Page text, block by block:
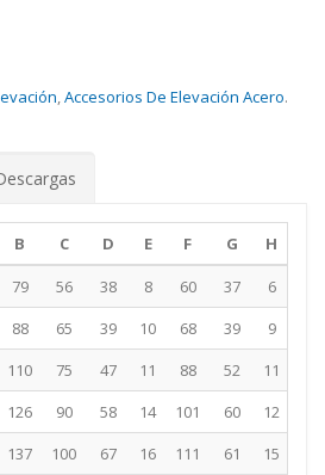
,Accesorios De Elevación Acero.
B C D E F G H
79 56 38 8 60 37 6
88 65 39 10 68 39 9
110 75 47 11 88 52 11
126 90 58 14 101 60 12
137 100 67 16 111 61 15